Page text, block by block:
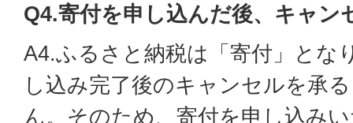
Q4.寄付を申し込んだ後、キャン
A4.ふるさと納税は「寄付」とな
し込み完了後のキャンセルを承
ん。そのため、寄付を申し込み